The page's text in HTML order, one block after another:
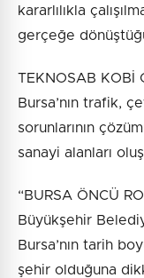
kararlılıkla
gerçeğe
TEKNOSAB KOBİ
Bursa’nın trafik,
sorunlarının
sanayi alanları
“BURSA ÖNCÜ
Büyükşehir
Bursa’nın tarih
şehir olduğuna